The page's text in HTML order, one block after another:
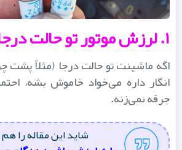
اگه ماشینت تو حالت درجا (مثلاً پشت
انگار داره می‌خواد خاموش بشه،
جرقه نمی‌زنه.
شاید این مقاله را هم